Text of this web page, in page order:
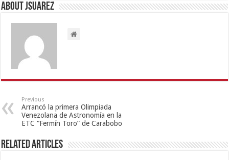
About Jsuarez
Previous
Arrancó la primera Olimpiada
Venezolana de Astronomía en la
ETC “Fermín Toro” de Carabobo
Related Articles